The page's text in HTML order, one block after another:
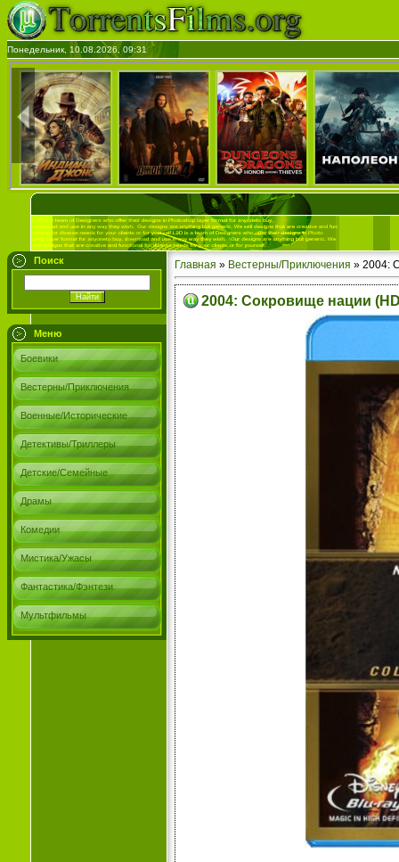
Понедельник, 10.08.2026, 09:31
Поиск
Меню
Боевики
Вестерны/Приключения
Военные/Исторические
Детективы/Триллеры
Детские/Семейные
Драмы
Комедии
Мистика/Ужасы
Фантастика/Фэнтези
Мультфильмы
Главная » Вестерны/Приключения » 2004:
2004: Сокровище нации